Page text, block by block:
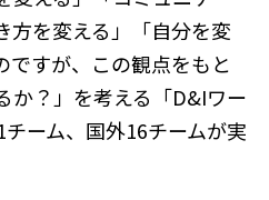
方を変える」「自分を変
ですが、この観点をもと
か？」を考える「D&Iワー
ーム、国外16チームが実